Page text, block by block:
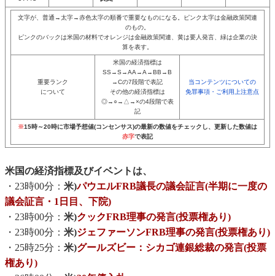
文字が、普通→太字→赤色太字の順番で重要なものになる。ピンク太字は金融政策関連
のもの。
ピンクのバックは米国の材料でオレンジは金融政策関連、黄は要人発言、緑は企業の決
算を表す。
重要ランク
について
米国の経済指標は
SS→S→AA→A→BB→B
→Cの7段階で表記
その他の経済指標は
◎→○→△→×の4段階で表
記
当コンテンツについての
免罪事項・ご利用上注意点
※15時～20時に市場予想値(コンセンサス)の最新の数値をチェックし、更新した数値は
赤字で表記
米国の経済指標及びイベントは、
・23時00分： 米)パウエルFRB議長の議会証言(半期に一度の
議会証言・1日目、下院)
・23時00分： 米)クックFRB理事の発言(投票権あり)
・23時00分： 米)ジェファーソンFRB理事の発言(投票権あり)
・25時25分： 米)グールズビー：シカゴ連銀総裁の発言(投票
権あり)